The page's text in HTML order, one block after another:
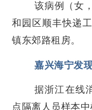
该病例（女
和园区顺丰快递
镇东郊路租房。
嘉兴海宁发
据浙江在线
点隔离人员样本